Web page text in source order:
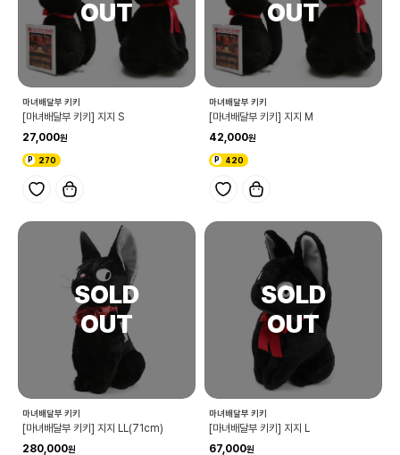
마녀배달부 키키
[마녀배달부 키키] 지지 S
27,000
270
마녀배달부 키키
[마녀배달부 키키] 지지 M
42,000
420
마녀배달부 키키
[마녀배달부 키키] 지지 LL(71cm)
280,000
마녀배달부 키키
[마녀배달부 키키] 지지 L
67,000